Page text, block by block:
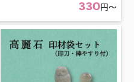
330円〜